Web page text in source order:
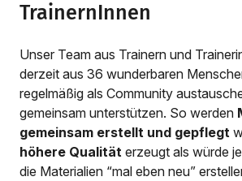
TrainernInnen
Unser Team aus Trainern und
derzeit aus 36 wunderbaren
regelmäßig als Community
gemeinsam unterstützen. So werden
gemeinsam erstellt und gepflegt
höhere Qualität erzeugt als würde
die Materialien “mal eben neu”